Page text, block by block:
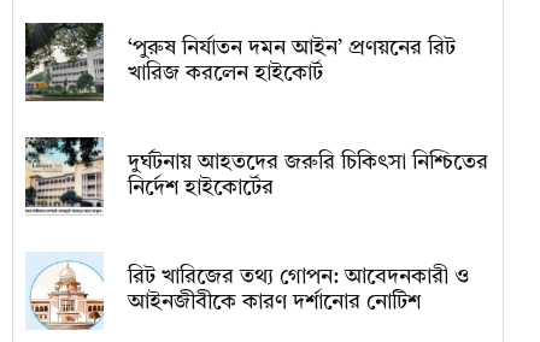
‘পুরুষ নির্যাতন দমন আইন’ প্রণয়নের রিট
খারিজ করলেন হাইকোর্ট
দুর্ঘটনায় আহতদের জরুরি চিকিৎসা নিশ্চিতের
নির্দেশ হাইকোর্টের
রিট খারিজের তথ্য গোপন: আবেদনকারী ও
আইনজীবীকে কারণ দর্শানোর নোটিশ